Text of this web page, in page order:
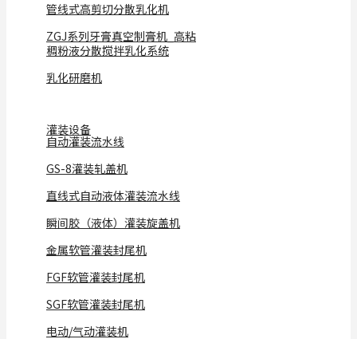
管线式高剪切分散乳化机
ZGJ系列牙膏真空制膏机_高粘
稠粉液分散搅拌乳化系统
乳化研磨机
灌装设备
自动灌装流水线
GS-8灌装轧盖机
直线式自动液体灌装流水线
瞬间胶（液体）灌装旋盖机
金属软管灌装封尾机
FGF软管灌装封尾机
SGF软管灌装封尾机
电动/气动灌装机